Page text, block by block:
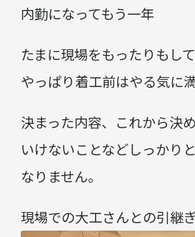
内勤になってもう一年
たまに現場をもったりもし
やっぱり着工前はやる気に
決まった内容、これから決
いけないことなどしっかり
なりません。
現場での大工さんとの引継